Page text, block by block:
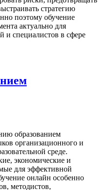
стратегию
поэтому обучение
актуально для
и специалистов в сфере
образованием
организационного и
среде.
экономические и
для эффективной
онлайн особенно
методистов,